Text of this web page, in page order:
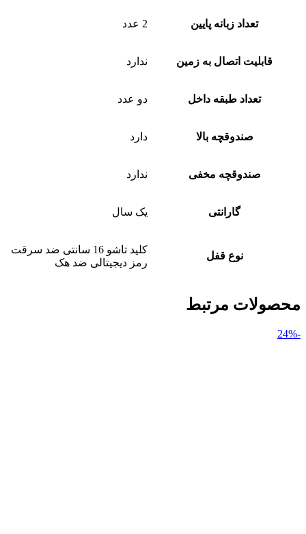
تعداد زبانه پایین 2 عدد
قابلیت اتصال به زمین ندارد
تعداد طبقه داخل دو عدد
صندوقچه بالا دارد
صندوقچه مخفی ندارد
گارانتی یک سال
نوع قفل
کلید تاشو 16 سانتی ضد سرقت
رمز دیجیتالی ضد هک
محصولات مرتبط
-24%